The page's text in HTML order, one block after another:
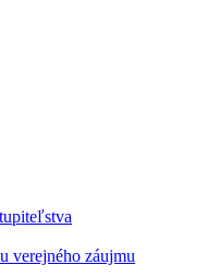
verejného záujmu